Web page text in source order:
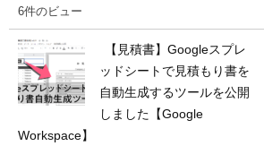
6件のビュー
【見積書】Googleスプレ
ッドシートで見積もり書を
自動生成するツールを公開
しました【Google
Workspace】